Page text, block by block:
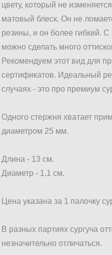
цвету, который не
матовый блеск. Он не
резины, и он более гибкий.
можно сделать много
Рекомендуем этот вид для
сертификатов. Идеальный
случаях - это про премиум
Одного стержня хватает
диаметром 25 мм.
Длина - 13 см.
Диаметр - 1,1 см.
Цена указана за 1 палочку
В разных партиях сургуча
незначительно отличаться.